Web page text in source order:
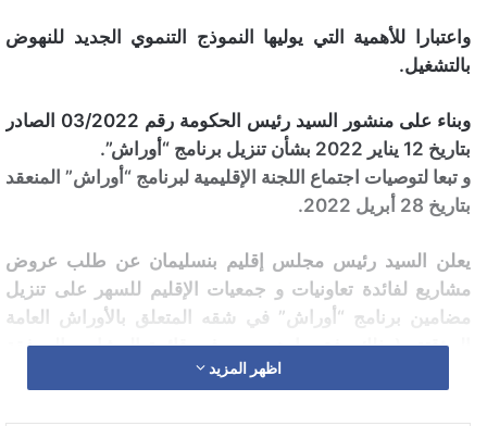
واعتبارا للأهمية التي يوليها النموذج التنموي الجديد للنهوض
بالتشغيل.
وبناء على منشور السيد رئيس الحكومة رقم 03/2022 الصادر
بتاريخ 12 يناير 2022 بشأن تنزيل برنامج “أوراش”.
و تبعا لتوصيات اجتماع اللجنة الإقليمية لبرنامج “أوراش” المنعقد
بتاريخ 28 أبريل 2022.
يعلن السيد رئيس مجلس إقليم بنسليمان عن طلب عروض
مشاريع لفائدة تعاونيات و جمعيات الإقليم للسهر على تنزيل
مضامين برنامج “أوراش” في شقه المتعلق بالأوراش العامة
المؤقتة، (وذلك وفق ما هو مبين في قائمة المشاريع المرفقة
بالإعلان كما تمت المصادقة عليها من قبل اللجنة الإقليمية
اظهر المزيد